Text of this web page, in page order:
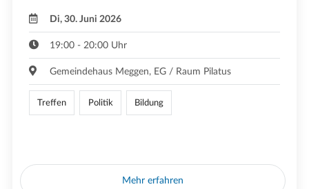
Di, 30. Juni 2026
19:00 - 20:00 Uhr
Gemeindehaus Meggen, EG / Raum Pilatus
Treffen Politik Bildung
Mehr erfahren